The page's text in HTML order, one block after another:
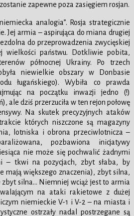
zapewne poza zasięgiem rosjan.
analogia”. Rosja strategicznie
Jej armia – aspirująca do miana drugiej
do przeprowadzenia zwycięskiej
wielkości państwu. Dotkliwie pobita,
północnej Ukrainy. Po trzech
niewielkie obszary w Donbasie
ługańskiego). Wybiła co prawda
na początku inwazji jedno (!)
ale dziś przerzuciła w ten rejon połowę
Na skutek precyzyjnych ataków
których niszczone są magazyny
lotniska i obrona przeciwlotnicza –
pozbawiona inicjatywy
nie może się pochwalić żadnymi
– tkwi na pozycjach, zbyt słaba, by
mają większego znaczenia), zbyt silna,
zbyt silna… Niemniej wciąż jest to armia
na ataki rakietowe z dużej
niemieckie V-1 i V-2 – na miasta i
ostrzały nadal postrzegane są